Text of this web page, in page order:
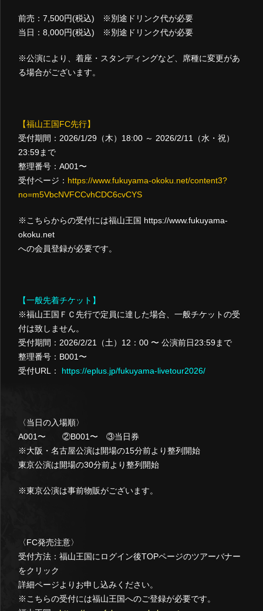
前売：7,500円(税込) ※別途ドリンク代が必要
当日：8,000円(税込) ※別途ドリンク代が必要
※公演により、着座・スタンディングなど、席種に変更があ
る場合がございます。
【福山王国FC先行】
受付期間：2026/1/29（木）18:00 ～ 2026/2/11（水・祝）
23:59まで
整理番号：A001〜
受付ページ： https://www.fukuyama-okoku.net/content3?
no=m5VbcNVFCCvhCDC6cvCYS
※こちらからの受付には福山王国 https://www.fukuyama-
okoku.net
への会員登録が必要です。
【一般先着チケット】
※福山王国ＦＣ先行で定員に達した場合、一般チケットの受
付は致しません。
受付期間：2026/2/21（土）12：00 〜 公演前日23:59まで
整理番号：B001〜
受付URL：
https://eplus.jp/fukuyama-livetour2026/
〈当日の入場順〉
A001〜 ②B001〜 ③当日券
※大阪・名古屋公演は開場の15分前より整列開始
東京公演は開場の30分前より整列開始
※東京公演は事前物販がございます。
〈FC発売注意〉
受付方法：福山王国にログイン後TOPページのツアーバナー
をクリック
詳細ページよりお申し込みください。
※こちらの受付には福山王国へのご登録が必要です。